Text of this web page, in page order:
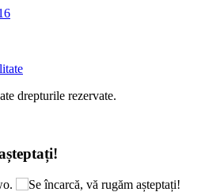
drepturile rezervate.